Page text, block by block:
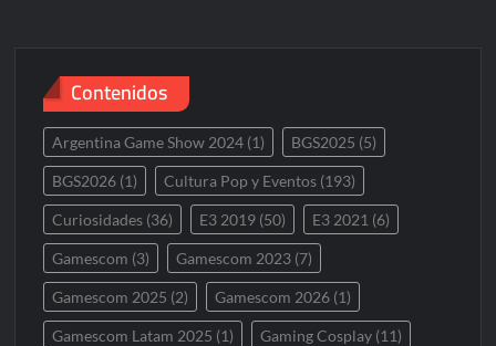
Contenidos
Argentina Game Show 2024 (1) BGS2025 (5)
BGS2026 (1) Cultura Pop y Eventos (193)
Curiosidades (36) E3 2019 (50) E3 2021 (6)
Gamescom (3) Gamescom 2023 (7)
Gamescom 2025 (2) Gamescom 2026 (1)
Gamescom Latam 2025 (1) Gaming Cosplay (11)